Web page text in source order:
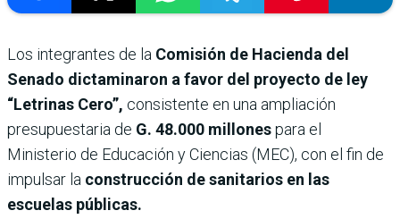
Los integrantes de la Comisión de Hacienda del
Senado dictaminaron a favor del proyecto de ley
“Letrinas Cero”, consistente en una ampliación
presupuestaria de G. 48.000 millonespara el
Ministerio de Educación y Ciencias (MEC), con el fin de
impulsar la construcción de sanitarios en las
escuelas públicas.